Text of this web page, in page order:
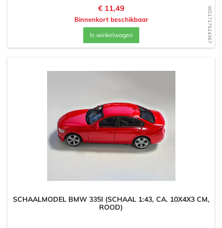
WD1727624367
Prijs
€ 11,49
Binnenkort beschikbaar
In winkelwagen
SCHAALMODEL BMW 335I (SCHAAL 1:43, CA. 10X4X3 CM,
ROOD)